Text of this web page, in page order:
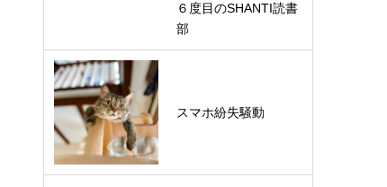
６度目のSHANTI読書
部
スマホ紛失騒動